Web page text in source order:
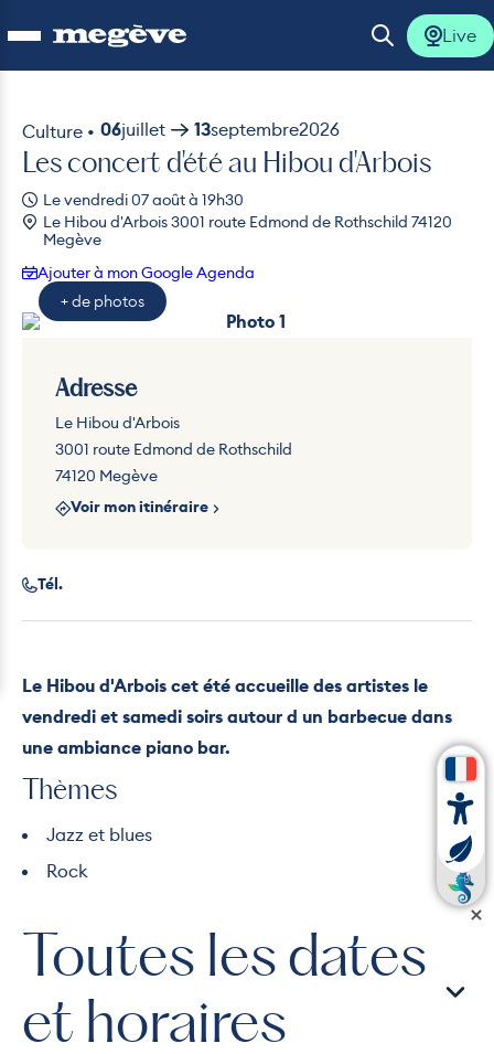
Ouvrir le menu Ouvrir la
Live
Culture • 06juillet 13septembre2026
Les concert d'été au Hibou d'Arbois
Le vendredi 07 août à 19h30
Le Hibou d'Arbois 3001 route Edmond de Rothschild 74120
Megève
Ajouter à mon Google Agenda
Le Hibou d'Arbois cet été accueille des artistes le
vendredi et samedi soirs autour d un barbecue dans
une ambiance piano bar.
Thèmes
Jazz et blues
Rock
Toutes les dates
et horaires
+ de photos
Photo 2Adresse
Le Hibou d'Arbois
3001 route Edmond de Rothschild
74120 Megève
Voir mon itinéraire
Tél.